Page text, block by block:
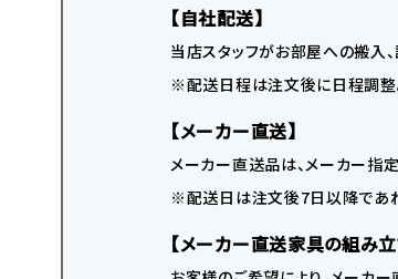
【自社配送】
当店スタッフがお部屋への搬入
※配送日程は注文後に日程調整
【メーカー直送】
メーカー直送品は、メーカー指
※配送日は注文後7日以降であ
【メーカー直送家具の組み